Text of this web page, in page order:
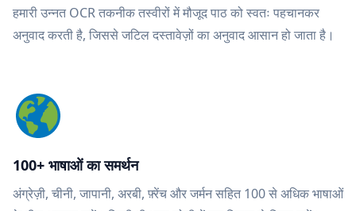
हमारी उन्नत OCR तकनीक तस्वीरों में मौजूद पाठ को स्वतः पहचानकर
अनुवाद करती है, जिससे जटिल दस्तावेज़ों का अनुवाद आसान हो जाता है।
100+ भाषाओं का समर्थन
अंग्रेज़ी, चीनी, जापानी, अरबी, फ़्रेंच और जर्मन सहित 100 से अधिक भाषाओं